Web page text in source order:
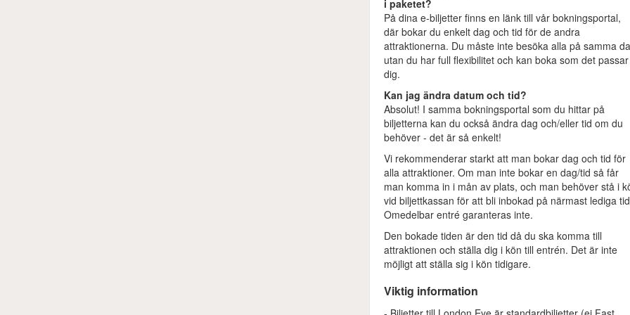
i paketet?
På dina e-biljetter finns en länk till vår bokningsportal,
där bokar du enkelt dag och tid för de andra
attraktionerna. Du måste inte besöka alla på samma
utan du har full flexibilitet och kan boka som det passar
dig.
Kan jag ändra datum och tid?
Absolut! I samma bokningsportal som du hittar på
biljetterna kan du också ändra dag och/eller tid om du
behöver - det är så enkelt!
Vi rekommenderar starkt att man bokar dag och tid för
alla attraktioner. Om man inte bokar en dag/tid så får
man komma in i mån av plats, och man behöver stå i
vid biljettkassan för att bli inbokad på närmast lediga
Omedelbar entré garanteras inte.
Den bokade tiden är den tid då du ska komma till
attraktionen och ställa dig i kön till entrén. Det är inte
möjligt att ställa sig i kön tidigare.
Viktig information